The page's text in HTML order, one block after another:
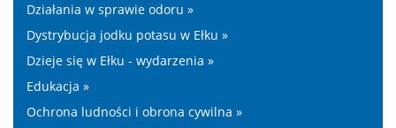
Działania w sprawie odoru »
Dystrybucja jodku potasu w Ełku »
Dzieje się w Ełku - wydarzenia »
Edukacja »
Ochrona ludności i obrona cywilna »